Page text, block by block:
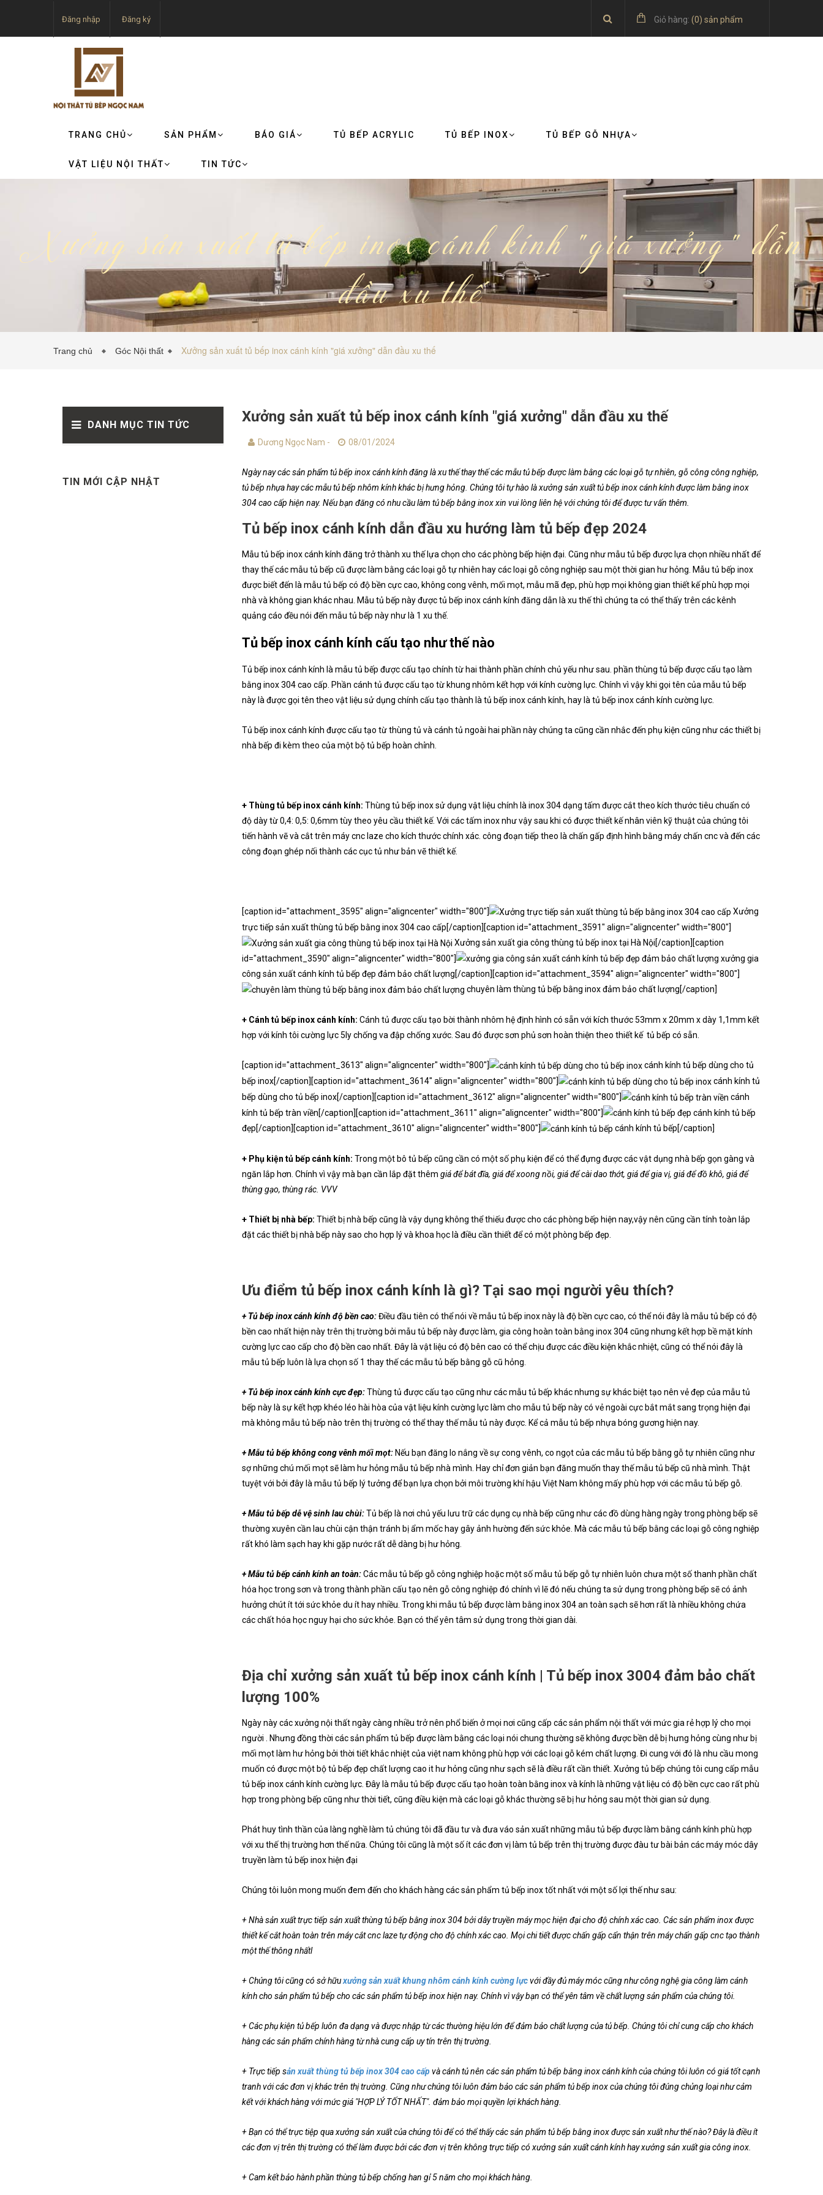
Đăng nhập Đăng ký Giỏ hàng: (0) sản phẩm
TRANG CHỦ SẢN PHẨM BÁO GIÁ TỦ BẾP ACRYLIC TỦ BẾP INOX TỦ BẾP GỖ NHỰA
VẬT LIỆU NỘI THẤT TIN TỨC
Xưởng sản xuất tủ bếp inox cánh kính "giá xưởng" dẫn
đầu xu thế
Trang chủ Góc Nội thất Xưởng sản xuất tủ bếp inox cánh kính "giá xưởng" dẫn đầu xu thế
DANH MỤC TIN TỨC
TIN MỚI CẬP NHẬT
Xưởng sản xuất tủ bếp inox cánh kính "giá xưởng" dẫn đầu xu thế
Dương Ngọc Nam - 08/01/2024
Ngày nay các sản phẩm tủ bếp inox cánh kính đăng là xu thế thay thế các mẫu tủ bếp được làm bằng các loại gỗ tự nhiên, gỗ công công nghiệp,
tủ bếp nhựa hay các mẫu tủ bếp nhôm kính khác bị hưng hỏng. Chúng tôi tự hào là xưởng sản xuất tủ bếp inox cánh kính được làm bằng inox
304 cao cấp hiện nay. Nếu bạn đăng có nhu cầu làm tủ bếp bằng inox xin vui lòng liên hệ với chúng tôi để được tư vấn thêm.
Tủ bếp inox cánh kính dẫn đầu xu hướng làm tủ bếp đẹp 2024
Mẫu tủ bếp inox cánh kính đăng trở thành xu thế lựa chọn cho các phòng bếp hiện đại. Cũng như mẫu tủ bếp được lựa chọn nhiều nhất để
thay thế các mẫu tủ bếp cũ được làm bằng các loại gỗ tự nhiên hay các loại gỗ công nghiệp sau một thời gian hư hỏng. Mẫu tủ bếp inox
được biết đến là mẫu tủ bếp có độ bền cực cao, không cong vênh, mối mọt, mẫu mã đẹp, phù hợp mọi không gian thiết kế phù hợp mọi
nhà và không gian khác nhau. Mẫu tủ bếp này được tủ bếp inox cánh kính đăng dẫn là xu thế thì chúng ta có thể thấy trên các kênh
quảng cáo đều nói đến mẫu tủ bếp này như là 1 xu thế.
Tủ bếp inox cánh kính cấu tạo như thế nào
Tủ bếp inox cánh kính là mẫu tủ bếp được cấu tạo chính từ hai thành phần chính chủ yếu như sau. phần thùng tủ bếp được cấu tạo làm
bằng inox 304 cao cấp. Phần cánh tủ được cấu tạo từ khung nhôm kết hợp với kính cường lực. Chính vì vậy khi gọi tên của mẫu tủ bếp
này là được gọi tên theo vật liệu sử dụng chính cấu tạo thành là tủ bếp inox cánh kính, hay là tủ bếp inox cánh kính cường lực.
Tủ bếp inox cánh kính được cấu tạo từ thùng tủ và cánh tủ ngoài hai phần này chúng ta cũng cần nhắc đến phụ kiện cũng như các thiết bị
nhà bếp đi kèm theo của một bộ tủ bếp hoàn chỉnh.
+ Thùng tủ bếp inox cánh kính: Thùng tủ bếp inox sử dụng vật liệu chính là inox 304 dạng tấm được cắt theo kích thước tiêu chuẩn có
độ dày từ 0,4: 0,5: 0,6mm tùy theo yêu cầu thiết kế. Với các tấm inox như vậy sau khi có được thiết kế nhân viên kỹ thuật của chúng tôi
tiến hành vẽ và cắt trên máy cnc laze cho kích thước chính xác. công đoạn tiếp theo là chấn gấp định hình bằng máy chấn cnc và đến các
công đoạn ghép nối thành các cục tủ như bản vẽ thiết kế.
[caption id="attachment_3595" align="aligncenter" width="800"]
Xưởng
trực tiếp sản xuất thùng tủ bếp bằng inox 304 cao cấp[/caption][caption id="attachment_3591" align="aligncenter" width="800"]
Xưởng sản xuất gia công thùng tủ bếp inox tại Hà Nội[/caption][caption
id="attachment_3590" align="aligncenter" width="800"]
xưởng gia
công sản xuất cánh kính tủ bếp đẹp đảm bảo chất lượng[/caption][caption id="attachment_3594" align="aligncenter" width="800"]
chuyên làm thùng tủ bếp bằng inox đảm bảo chất lượng[/caption]
+ Cánh tủ bếp inox cánh kính: Cánh tủ được cấu tạo bời thành nhôm hệ định hình có sẵn với kích thước 53mm x 20mm x dày 1,1mm kết
hợp với kính tôi cường lực 5ly chống va đập chống xước. Sau đó được sơn phủ sơn hoàn thiện theo thiết kế tủ bếp có sẵn.
[caption id="attachment_3613" align="aligncenter" width="800"]
cánh kính tủ bếp dùng cho tủ
bếp inox[/caption][caption id="attachment_3614" align="aligncenter" width="800"]
cánh kính tủ
bếp dùng cho tủ bếp inox[/caption][caption id="attachment_3612" align="aligncenter" width="800"]
cánh
kính tủ bếp tràn viền[/caption][caption id="attachment_3611" align="aligncenter" width="800"]
cánh kính tủ bếp
đẹp[/caption][caption id="attachment_3610" align="aligncenter" width="800"]
cánh kính tủ bếp[/caption]
+ Phụ kiện tủ bếp cánh kính: Trong một bô tủ bếp cũng cần có một số phụ kiện để có thể đựng được các vật dụng nhà bếp gọn gàng và
ngăn lắp hơn. Chính vì vậy mà bạn cần lắp đặt thêm giá để bát đĩa, giá để xoong nồi, giá để cài dao thớt, giá để gia vị, giá để đồ khô, giá để
thùng gạo, thùng rác. VVV
+ Thiết bị nhà bếp: Thiết bị nhà bếp cũng là vậy dụng không thể thiếu được cho các phòng bếp hiện nay,vậy nên cũng cần tính toàn lắp
đặt các thiết bị nhà bếp này sao cho hợp lý và khoa học là điều cần thiết để có một phòng bếp đẹp.
Ưu điểm tủ bếp inox cánh kính là gì? Tại sao mọi người yêu thích?
+ Tủ bếp inox cánh kính độ bền cao:Điều đầu tiên có thể nói về mẫu tủ bếp inox này là độ bền cực cao, có thể nói đây là mẫu tủ bếp có độ
bền cao nhất hiện này trên thị trường bởi mẫu tủ bếp này được làm, gia công hoàn toàn bằng inox 304 cũng nhưng kết hợp bề mặt kính
cường lực cao cấp cho độ bền cao nhất. Đây là vật liệu có độ bên cao có thể chịu được các điều kiện khắc nhiệt, cũng có thể nói đây là
mẫu tủ bếp luôn là lựa chọn số 1 thay thế các mẫu tủ bếp bằng gỗ cũ hỏng.
+ Tủ bếp inox cánh kính cực đẹp:Thùng tủ được cấu tạo cũng như các mẫu tủ bếp khác nhưng sự khác biệt tạo nên vẻ đẹp của mẫu tủ
bếp này là sự kết hợp khéo léo hài hòa của vật liệu kính cường lực làm cho mẫu tủ bếp này có vẻ ngoài cực bắt mắt sang trọng hiện đại
mà không mẫu tủ bếp nào trên thị trường có thể thay thế mẫu tủ này được. Kể cả mẫu tủ bếp nhựa bóng gương hiện nay.
+ Mẫu tủ bếp không cong vênh mối mọt:Nếu bạn đăng lo nắng về sự cong vênh, co ngọt của các mẫu tủ bếp bằng gỗ tự nhiên cũng như
sợ những chú mối mọt sẽ làm hư hỏng mẫu tủ bếp nhà mình. Hay chỉ đơn giản bạn đăng muốn thay thế mẫu tủ bếp cũ nhà mình. Thật
tuyệt với bởi đây là mẫu tủ bếp lý tưởng để bạn lựa chọn bởi môi trường khí hậu Việt Nam không mấy phù hợp với các mẫu tủ bếp gỗ.
+ Mẫu tủ bếp dễ vệ sinh lau chùi:Tủ bếp là nơi chủ yếu lưu trữ các dụng cụ nhà bếp cũng như các đồ dùng hàng ngày trong phòng bếp sẽ
thường xuyên cần lau chùi cận thận tránh bị ẩm mốc hay gây ảnh hường đến sức khỏe. Mà các mẫu tủ bếp bằng các loại gỗ công nghiệp
rất khó làm sạch hay khi gặp nước rất dễ dàng bị hư hỏng.
+ Mẫu tủ bếp cánh kính an toàn:Các mẫu tủ bếp gỗ công nghiệp hoặc một số mẫu tủ bếp gỗ tự nhiên luôn chưa một số thanh phần chất
hóa học trong sơn và trong thành phần cấu tạo nên gỗ công nghiệp đó chính vì lẽ đó nếu chúng ta sử dụng trong phòng bếp sẽ có ảnh
hưởng chút ít tới sức khỏe du ít hay nhiều. Trong khi mẫu tủ bếp được làm bằng inox 304 an toàn sạch sẽ hơn rất là nhiều không chứa
các chất hóa học nguy hại cho sức khỏe. Bạn có thể yên tâm sử dụng trong thời gian dài.
Địa chỉ xưởng sản xuất tủ bếp inox cánh kính | Tủ bếp inox 3004 đảm bảo chất
lượng 100%
Ngày này các xưởng nội thất ngày càng nhiều trở nên phổ biến ở mọi nơi cũng cấp các sản phẩm nội thất với mức gia rẻ hợp lý cho mọi
người . Nhưng đồng thời các sản phẩm tủ bếp được làm bằng các loại nói chung thường sẽ không được bền dễ bị hưng hỏng cùng như bị
mối mọt làm hư hỏng bởi thời tiết khắc nhiệt của việt nam không phù hợp với các loại gỗ kém chất lượng. Đi cung với đó là nhu cầu mong
muốn có được một bộ tủ bếp đẹp chất lượng cao it hư hỏng cũng như sạch sẽ là điều rất cần thiết. Xưởng tủ bếp chúng tôi cung cấp mẫu
tủ bếp inox cánh kính cường lực. Đây là mẫu tủ bếp được cấu tạo hoàn toàn bằng inox và kính là những vật liệu có độ bền cực cao rất phù
hợp trong phòng bếp cũng như thời tiết, cũng điều kiện mà các loại gỗ khác thường sẽ bị hư hỏng sau một thời gian sử dụng.
Phát huy tình thần của làng nghề làm tủ chúng tôi đã đầu tư và đưa váo sản xuất những mẫu tủ bếp được làm bằng cánh kính phù hợp
với xu thế thị trường hơn thế nữa. Chúng tôi cũng là một số ít các đơn vị làm tủ bếp trên thị trường được đàu tư bài bản các máy móc dây
truyền làm tủ bếp inox hiện đại
Chúng tôi luôn mong muốn đem đến cho khách hàng các sản phẩm tủ bếp inox tốt nhất với một số lợi thế như sau:
+ Nhà sản xuất trực tiếp sản xuất thùng tủ bếp bằng inox 304 bởi dây truyền máy mọc hiện đại cho độ chính xác cao. Các sản phẩm inox được
thiết kế cắt hoàn toàn trên máy cắt cnc laze tự động cho độ chính xác cao. Mọi chi tiết được chấn gấp cẩn thận trên máy chấn gấp cnc tạo thành
một thế thông nhấtl
+ Chúng tôi cũng có sở hữuxưởng sản xuất khung nhôm cánh kính cường lựcvới đầy đủ máy móc cũng như công nghệ gia công làm cánh
kính cho sản phẩm tủ bếp cho các sản phẩm tủ bếp inox hiện nay. Chính vì vậy bạn có thể yên tâm về chất lượng sản phẩm của chúng tôi.
+ Các phụ kiện tủ bếp luôn đa dạng và được nhập từ các thường hiệu lớn để đảm bảo chất lượng của tủ bếp. Chúng tôi chỉ cung cấp cho khách
hàng các sản phẩm chính hàng từ nhà cung cấp uy tín trên thị trường.
+ Trực tiếp sản xuất thùng tủ bếp inox 304 cao cấpvà cánh tủ nên các sản phẩm tủ bếp bằng inox cánh kính của chúng tôi luôn có giá tốt cạnh
tranh với các đơn vị khác trên thị trường. Cũng như chúng tôi luôn đảm bảo các sản phẩm tủ bếp inox của chúng tôi đúng chủng loại như cảm
kết với khách hàng với mức giá "HỢP LÝ TỐT NHẤT". đảm bảo mọi quyền lợi khách hàng.
+ Bạn có thể trực tiệp qua xưởng sản xuất của chúng tôi để có thể thấy các sản phẩm tủ bếp bằng inox được sản xuất như thế nào? Đây là điều ít
các đơn vị trên thị trường có thể làm được bởi các đơn vị trên không trực tiếp có xưởng sản xuất cánh kính hay xưởng sản xuất gia công inox.
+ Cam kết bảo hành phần thùng tủ bếp chống han gỉ 5 năm cho mọi khách hàng.